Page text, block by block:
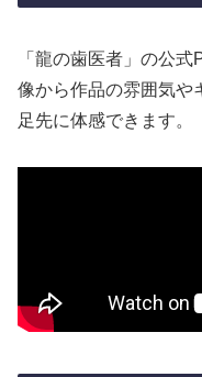
「龍の歯医者」の公
像から作品の雰囲気や
足先に体感できます。